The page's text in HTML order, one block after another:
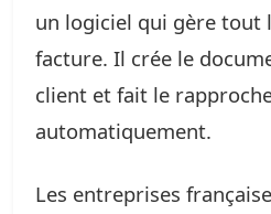
un logiciel qui gère tout
facture. Il crée le
client et fait le
automatiquement.
Les entreprises